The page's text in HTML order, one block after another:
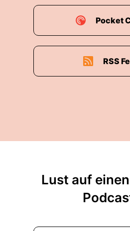
Pocket
RSS
Lust auf